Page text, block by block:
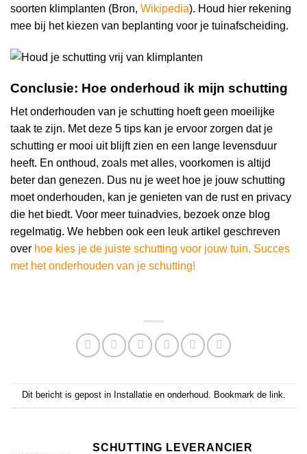
soorten klimplanten (Bron, Wikipedia). Houd hier rekening
mee bij het kiezen van beplanting voor je tuinafscheiding.
Conclusie: Hoe onderhoud ik mijn schutting
Het onderhouden van je schutting hoeft geen moeilijke
taak te zijn. Met deze 5 tips kan je ervoor zorgen dat je
schutting er mooi uit blijft zien en een lange levensduur
heeft. En onthoud, zoals met alles, voorkomen is altijd
beter dan genezen. Dus nu je weet hoe je jouw schutting
moet onderhouden, kan je genieten van de rust en privacy
die het biedt. Voor meer tuinadvies, bezoek onze blog
regelmatig. We hebben ook een leuk artikel geschreven
over hoe kies je de juiste schutting voor jouw tuin. Succes
met het onderhouden van je schutting!
Dit bericht is gepost in Installatie en onderhoud. Bookmark de link.
SCHUTTING LEVERANCIER